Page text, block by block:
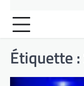
Étiquette :